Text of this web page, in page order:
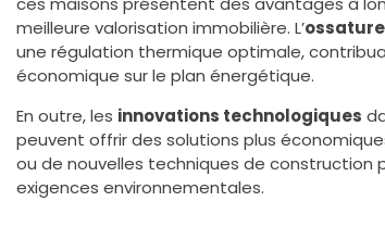
meilleure valorisation immobilière. L’
une régulation thermique optimale,
économique sur le plan énergétique.
En outre, les innovations technologiques
peuvent offrir des solutions plus
ou de nouvelles techniques de
exigences environnementales.